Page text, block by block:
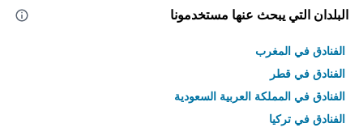
البلدان التي يبحث عنها مستخدمونا
الفنادق في المغرب
الفنادق في قطر
الفنادق في المملكة العربية السعودية
الفنادق في تركيا